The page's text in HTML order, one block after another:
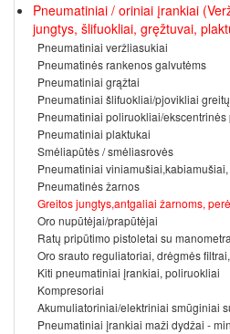
Pneumatiniai / oriniai įrankiai
jungtys, šlifuokliai, gręžtuvai,
Pneumatiniai veržliasukiai
Pneumatinės rankenos galvutėms
Pneumatiniai grąžtai
Pneumatiniai šlifuokliai/pjovikliai
Pneumatiniai poliruokliai/
Pneumatiniai plaktukai
Smėliapūtės / smėliasrovės
Pneumatiniai
Pneumatinės žarnos
Greitos jungtys,antgaliai žarnoms,
Oro nupūtėjai/prapūtėjai
Ratų pripūtimo pistoletai su
Oro srauto reguliatoriai, drėgmės
Kiti pneumatiniai įrankiai, poliruokliai
Kompresoriai
Akumuliatoriniai/elektriniai smūginiai
Pneumatiniai įrankiai maži dydžai -